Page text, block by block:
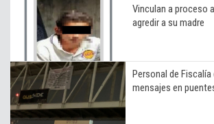
Vinculan a proceso
agredir a su madre
Personal de
mensajes en